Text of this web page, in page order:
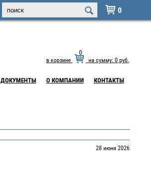
 0
в корзине
0
на сумму: 0руб.
ДОКУМЕНТЫ О КОМПАНИИ КОНТАКТЫ
28 июня 2026